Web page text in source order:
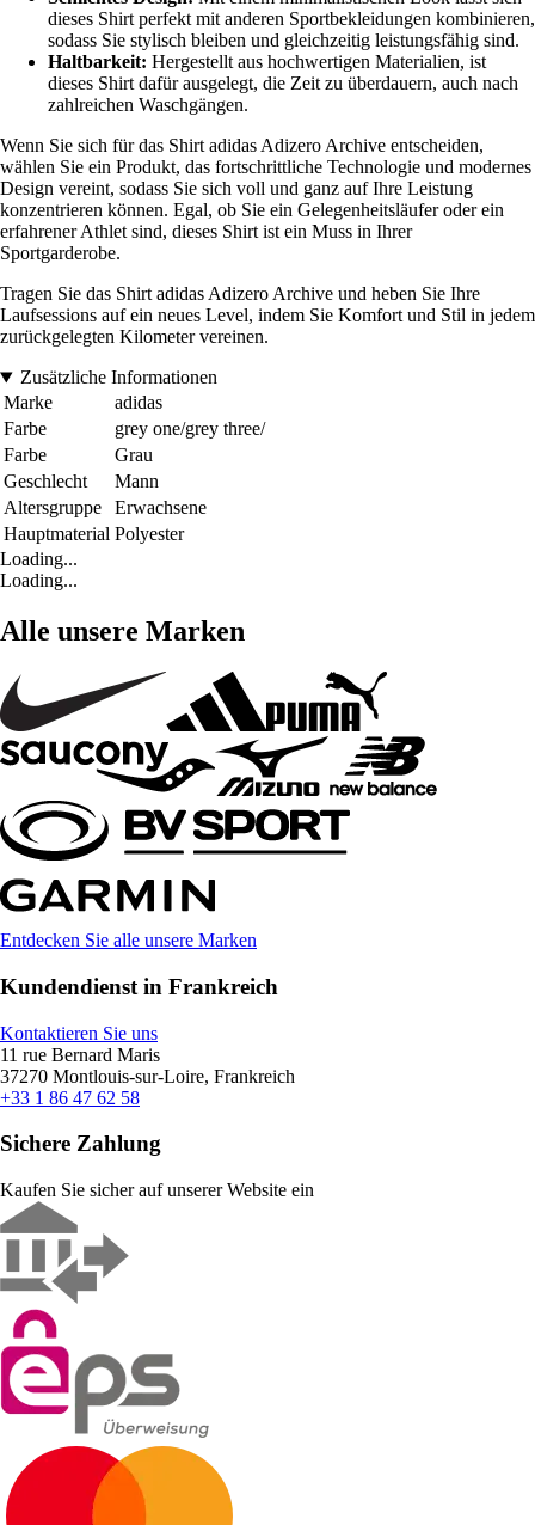
dieses Shirt perfekt mit anderen Sportbekleidungen kombinieren,
sodass Sie stylisch bleiben und gleichzeitig leistungsfähig sind.
Haltbarkeit: Hergestellt aus hochwertigen Materialien, ist
dieses Shirt dafür ausgelegt, die Zeit zu überdauern, auch nach
zahlreichen Waschgängen.
Wenn Sie sich für das Shirt adidas Adizero Archive entscheiden,
wählen Sie ein Produkt, das fortschrittliche Technologie und modernes
Design vereint, sodass Sie sich voll und ganz auf Ihre Leistung
konzentrieren können. Egal, ob Sie ein Gelegenheitsläufer oder ein
erfahrener Athlet sind, dieses Shirt ist ein Muss in Ihrer
Sportgarderobe.
Tragen Sie das Shirt adidas Adizero Archive und heben Sie Ihre
Laufsessions auf ein neues Level, indem Sie Komfort und Stil in jedem
zurückgelegten Kilometer vereinen.
Zusätzliche Informationen
Marke
adidas
Farbe
grey one/grey three/
Farbe
Grau
Geschlecht
Mann
Altersgruppe
Erwachsene
Hauptmaterial Polyester
Loading...
Loading...
Alle unsere Marken
Entdecken Sie alle unsere Marken
Kundendienst in Frankreich
Kontaktieren Sie uns
11 rue Bernard Maris
37270 Montlouis-sur-Loire, Frankreich
+33 1 86 47 62 58
Sichere Zahlung
Kaufen Sie sicher auf unserer Website ein